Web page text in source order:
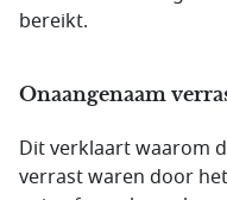
bereikt.
Onaangenaam
Dit verklaart waarom
verrast waren door